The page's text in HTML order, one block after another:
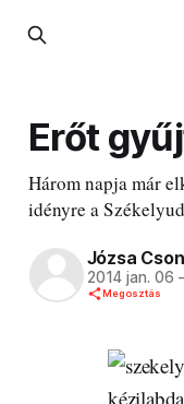
Erőt
Három napja már
idényre a
Józsa
2014 jan. 06
Megosztás